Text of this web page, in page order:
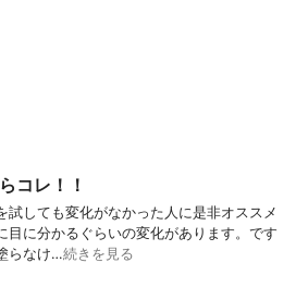
コレ！！
試しても変化がなかった人に是非オススメ
目に分かるぐらいの変化があります。です
らなけ…続きを見る